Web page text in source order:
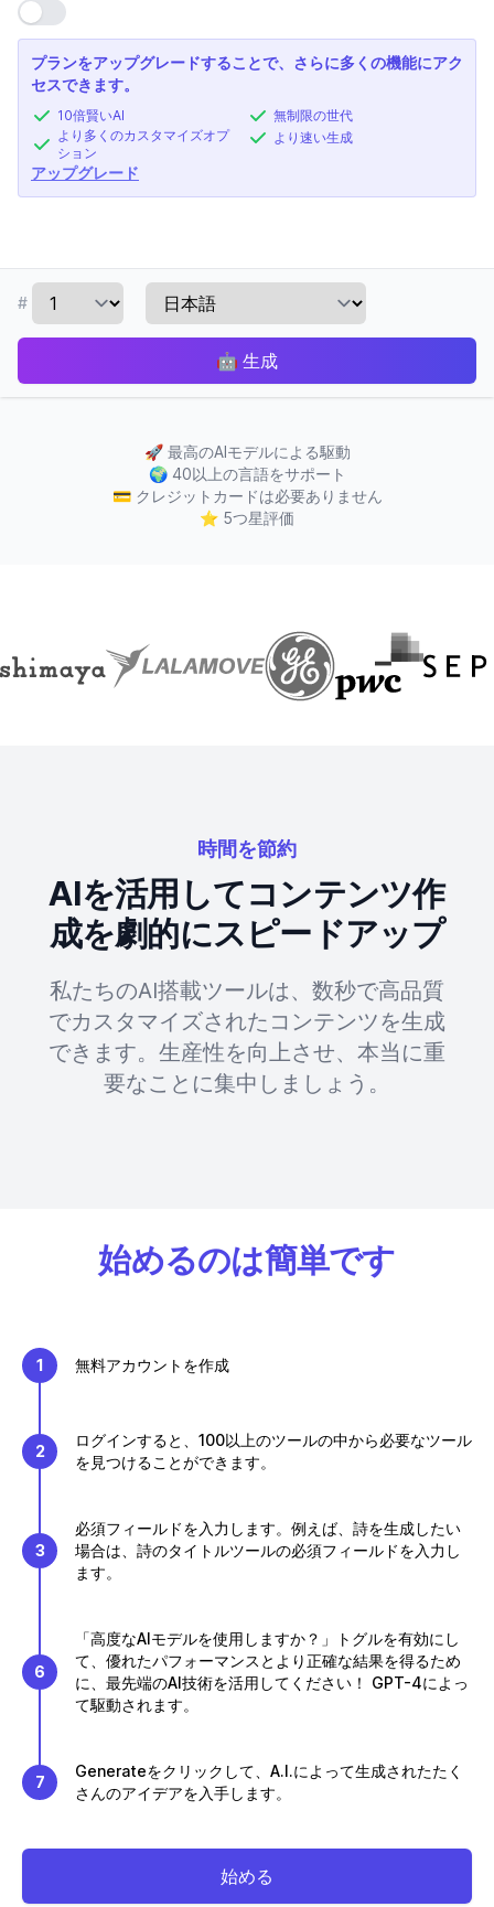
設定を使用
プランをアップグレードすることで、さらに多くの機能にアク
セスできます。
10倍賢いAI
より多くのカスタマイズオプ
ション
無制限の世代
より速い生成
アップグレード
#
🤖 生成
🚀 最高のAIモデルによる駆動
🌍 40以上の言語をサポート
💳 クレジットカードは必要ありません
⭐ 5つ星評価
時間を節約
AIを活用してコンテンツ作
成を劇的にスピードアップ
私たちのAI搭載ツールは、数秒で高品質
でカスタマイズされたコンテンツを生成
できます。生産性を向上させ、本当に重
要なことに集中しましょう。
始めるのは簡単です
1 無料アカウントを作成
2
ログインすると、100以上のツールの中から必要なツール
を見つけることができます。
3
必須フィールドを入力します。例えば、詩を生成したい
場合は、詩のタイトルツールの必須フィールドを入力し
ます。
6
「高度なAIモデルを使用しますか？」トグルを有効にし
て、優れたパフォーマンスとより正確な結果を得るため
に、最先端のAI技術を活用してください！ GPT-4によっ
て駆動されます。
7
Generateをクリックして、A.I.によって生成されたたく
さんのアイデアを入手します。
始める